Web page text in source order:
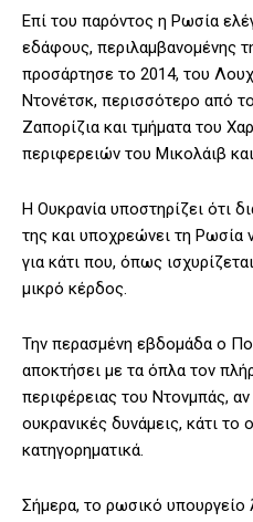
Επί του παρόντος η Ρωσία
εδάφους, περιλαμβανομένης
προσάρτησε το 2014, του
Ντονέτσκ, περισσότερο από
Ζαπορίζια και τμήματα του
περιφερειών του Μικολάιβ
Η Ουκρανία υποστηρίζει ότι
της και υποχρεώνει τη Ρωσία
για κάτι που, όπως
μικρό κέρδος.
Την περασμένη εβδομάδα ο
αποκτήσει με τα όπλα τον
περιφέρειας του Ντονμπάς,
ουκρανικές δυνάμεις, κάτι
κατηγορηματικά.
Σήμερα, το ρωσικό υπουργείο